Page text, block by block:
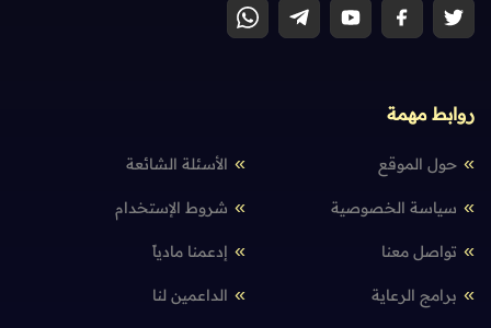
روابط مهمة
حول الموقع الأسئلة الشائعة
سياسة الخصوصية شروط الإستخدام
تواصل معنا إدعمنا مادياً
برامج الرعاية الداعمين لنا